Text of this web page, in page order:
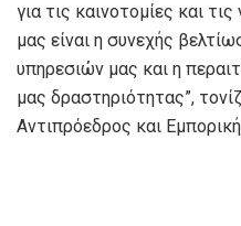
για τις καινοτομίες και
μας είναι η συνεχής
υπηρεσιών μας και η
μας δραστηριότητας”,
Αντιπρόεδρος και